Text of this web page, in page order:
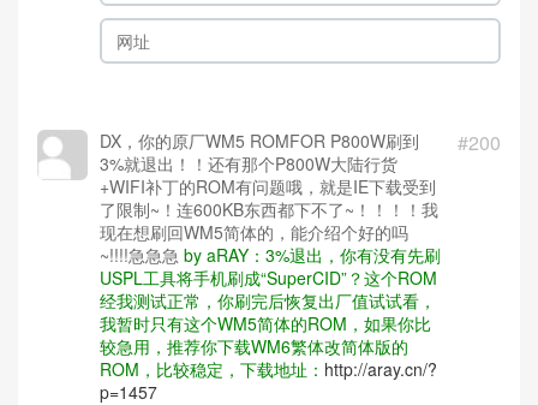
#200
DX，你的原厂WM5 ROMFOR P800W刷到
3%就退出！！还有那个P800W大陆行货
+WIFI补丁的ROM有问题哦，就是IE下载受到
了限制~！连600KB东西都下不了~！！！！我
现在想刷回WM5简体的，能介绍个好的吗
~!!!!急急急 by aRAY：3%退出，你有没有先刷
USPL工具将手机刷成“SuperCID”？这个ROM
经我测试正常，你刷完后恢复出厂值试试看，
我暂时只有这个WM5简体的ROM，如果你比
较急用，推荐你下载WM6繁体改简体版的
ROM，比较稳定，下载地址： http://aray.cn/?
p=1457